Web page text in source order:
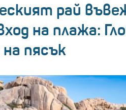
рай
на плажа:
пясък